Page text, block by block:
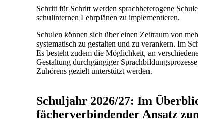
Schritt für Schritt werden sprachheterogene
schulinternen Lehrplänen zu implementieren.
Schulen können sich über einen Zeitraum von
systematisch zu gestalten und zu verankern. Im
Es besteht zudem die Möglichkeit, an
Gestaltung durchgängiger
Zuhörens gezielt unterstützt werden.
Schuljahr 2026/27: Im
fächerverbindender Ansatz